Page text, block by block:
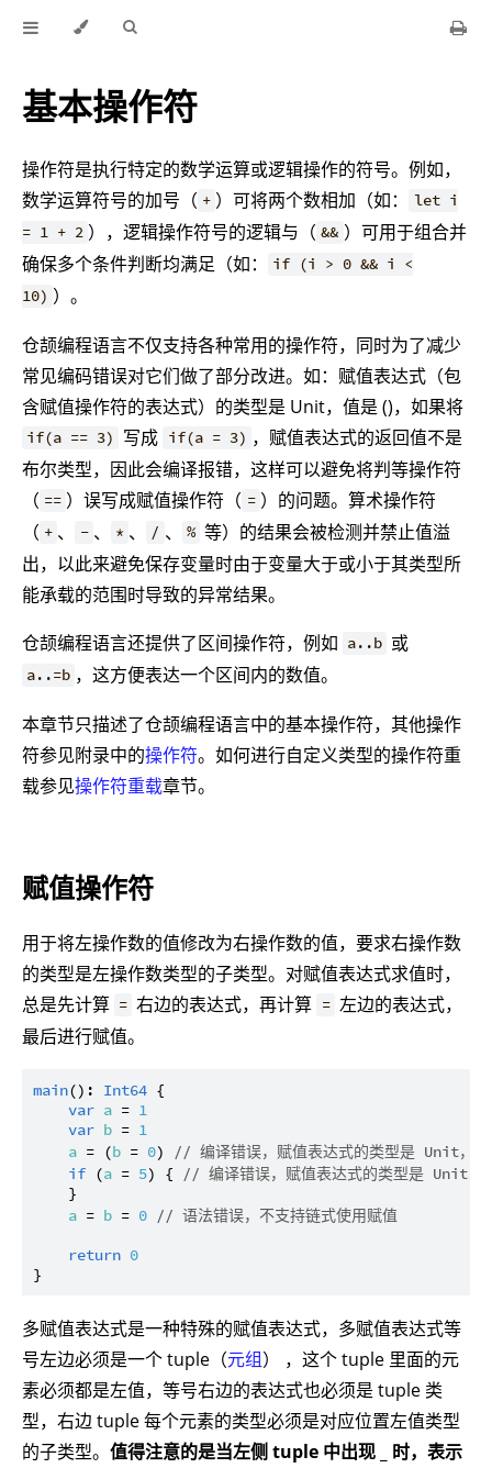
基本操作符
操作符是执行特定的数学运算或逻辑操作的符号。例如，
数学运算符号的加号（ + ）可将两个数相加（如：
let i
= 1 + 2 ），逻辑操作符号的逻辑与（ && ）可用于组合并
确保多个条件判断均满足（如：
if (i > 0 && i <
10) ）。
仓颉编程语言不仅支持各种常用的操作符，同时为了减少
常见编码错误对它们做了部分改进。如：赋值表达式（包
含赋值操作符的表达式）的类型是 Unit，值是 ()，如果将
if(a == 3) 写成 if(a = 3) ，赋值表达式的返回值不是
布尔类型，因此会编译报错，这样可以避免将判等操作符
（ == ）误写成赋值操作符（ = ）的问题。算术操作符
（ + 、 - 、 * 、 / 、 % 等）的结果会被检测并禁止值溢
出，以此来避免保存变量时由于变量大于或小于其类型所
能承载的范围时导致的异常结果。
仓颉编程语言还提供了区间操作符，例如 a..b 或
a..=b ，这方便表达一个区间内的数值。
本章节只描述了仓颉编程语言中的基本操作符，其他操作
符参见附录中的操作符。如何进行自定义类型的操作符重
载参见操作符重载章节。
赋值操作符
用于将左操作数的值修改为右操作数的值，要求右操作数
的类型是左操作数类型的子类型。对赋值表达式求值时，
总是先计算 = 右边的表达式，再计算 = 左边的表达式，
最后进行赋值。
main(): Int64 {
var a = 1
var b = 1
a = (b = 0)
// 编译错误，赋值表达式的类型是 Unit，
if (a = 5) {
// 编译错误，赋值表达式的类型是 Unit
    }
a = b = 0 // 语法错误，不支持链式使用赋值
return 0
多赋值表达式是一种特殊的赋值表达式，多赋值表达式等
号左边必须是一个 tuple（元组） ，这个 tuple 里面的元
素必须都是左值，等号右边的表达式也必须是 tuple 类
型，右边 tuple 每个元素的类型必须是对应位置左值类型
的子类型。 值得注意的是当左侧 tuple 中出现 _ 时，表示